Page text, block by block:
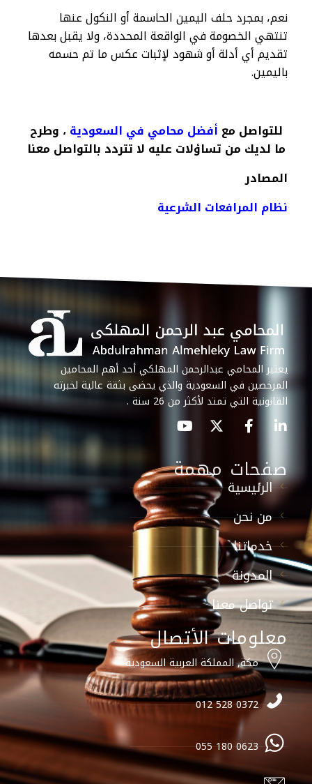
نعم، بمجرد حلف اليمين الحاسمة أو النكول عنها
تنتهي الخصومة في الواقعة المحددة، ولا يقبل بعدها
تقديم أي أدلة أو شهود لإثبات عكس ما تم حسمه
باليمين.
للتواصل مع أفضل محامي في السعودية ، وطرح
ما لديك من تساؤلات عليه لا تتردد بالتواصل معنا
المصادر
نظام المرافعات الشرعية
يعتبر المحامي عبدالرحمن المهلكي أحد أهم المحامين
المرخصين في السعودية والذي يحضى بثقة عالية لخبرته
القانونية التي تمتد لأكثر من 26 سنة .
صفحات مهمة
الرئيسية
من نحن
خدماتنا
المدونة
تواصل معنا
معلومات الأتصال
مكة, المملكة العربية السعودية
0372 528 012
0623 180 055